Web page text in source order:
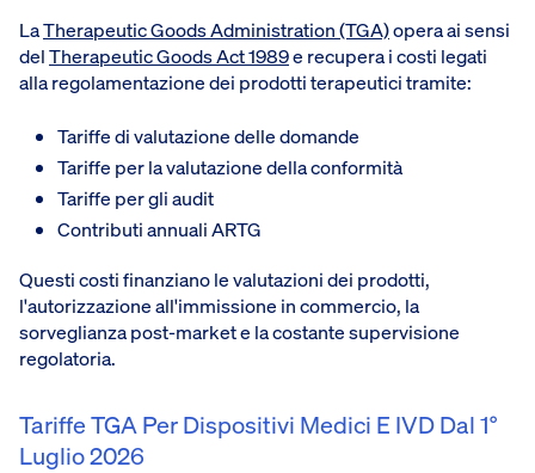
LaTherapeutic Goods Administration (TGA)opera ai sensi
delTherapeutic Goods Act 1989e recupera i costi legati
alla regolamentazione dei prodotti terapeutici tramite:
Tariffe di valutazione delle domande
Tariffe per la valutazione della conformità
Tariffe per gli audit
Contributi annuali ARTG
Questi costi finanziano le valutazioni dei prodotti,
l'autorizzazione all'immissione in commercio, la
sorveglianza post-market e la costante supervisione
regolatoria.
Tariffe TGA Per Dispositivi Medici E IVD Dal 1°
Luglio 2026